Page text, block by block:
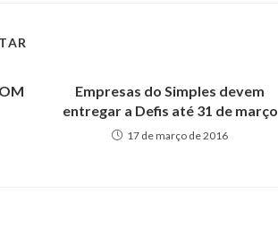
Empresas do Simples devem
entregar a Defis até 31 de março
17 de março de 2016